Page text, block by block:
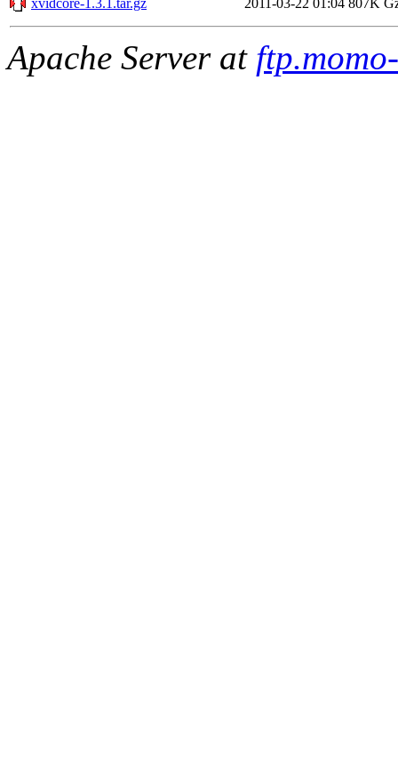
xvidcore-1.3.1.tar.gz 2011-03-22 01:04 807K
Apache Server at